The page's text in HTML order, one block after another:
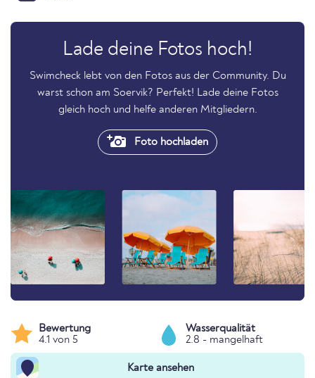
Lade deine Fotos hoch!
Swimcheck lebt von den Fotos aus der Community. Du
warst schon am Soervik? Perfekt! Lade deine Fotos
gleich hoch und helfe anderen Mitgliedern.
Foto hochladen
Bewertung
4.1 von 5
Wasserqualität
2.8 - mangelhaft
Karte ansehen